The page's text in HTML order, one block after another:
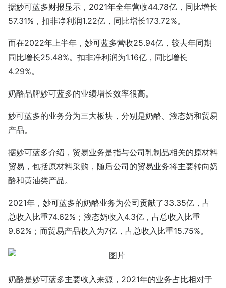
据妙可蓝多财报显示，2021年全年营收44.78亿，同比增长
57.31%，扣非净利润1.22亿，同比增长173.72%。
而在2022年上半年，妙可蓝多营收25.94亿，较去年同期
同比增长25.48%。扣非净利润为1.16亿，同比增长
4.29%。
奶酪品牌妙可蓝多的业绩增长效率很高。
妙可蓝多的业务分为三大板块，分别是奶酪、液态奶和贸易
产品。
据妙可蓝多介绍，贸易业务是指与公司乳制品相关的原材料
贸易，包括原材料采购，随后公司的贸易业务将主要转向奶
酪和黄油类产品。
2021年，妙可蓝多的奶酪业务为公司贡献了33.35亿，占
总收入比重74.62%；液态奶收入4.3亿，占总收入比重
9.62%；而贸易产品收入为7亿，占总收入比重15.75%。
奶酪是妙可蓝多主要收入来源，2021年的业务占比相对于